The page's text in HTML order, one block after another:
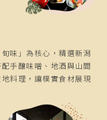
味」為核心，精選新潟
手釀味噌、地酒與山間
料理，讓樸實食材展現